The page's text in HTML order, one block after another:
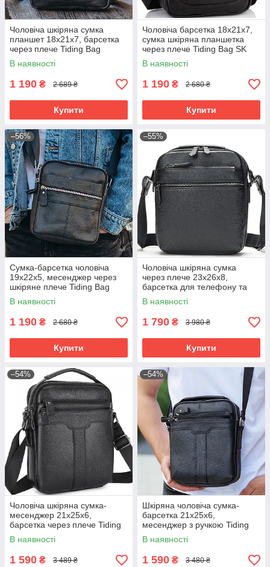
Чоловіча шкіряна сумка
планшет 18х21х7, барсетка
через плече Tiding Bag
LA3314-1BL чорна
В наявності
1 190 ₴ 2 689 ₴
Купити
Чоловіча барсетка 18х21х7,
сумка шкіряна планшетка
через плече Tiding Bag SK
N5386 чорна
В наявності
1 190 ₴ 2 680 ₴
Купити
–56%
Сумка-барсетка чоловіча
19х22х5, месенджер через
шкіряне плече Tiding Bag
BON6165 чорний
В наявності
1 190 ₴ 2 680 ₴
Купити
–55%
Чоловіча шкіряна сумка
через плече 23х26х8,
барсетка для телефону та
документів Tiding Bag 711511
чорна
В наявності
1 790 ₴ 3 980 ₴
Купити
–54%
Чоловіча шкіряна сумка-
месенджер 21х25х6,
барсетка через плече Tiding
Bag A25-3278A Чорна
В наявності
1 590 ₴ 3 489 ₴
–54%
Шкіряна чоловіча сумка-
барсетка 21х25х6,
месенджер з ручкою Tiding
Bag 73957 чорна
В наявності
1 590 ₴ 3 480 ₴